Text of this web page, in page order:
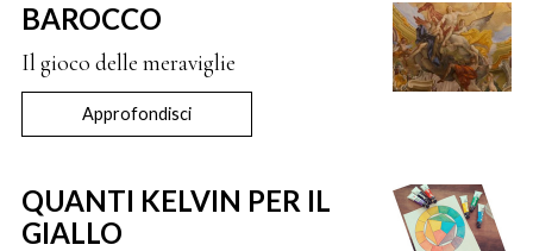
BAROCCO
Il gioco delle meraviglie
Approfondisci
QUANTI KELVIN PER IL
GIALLO